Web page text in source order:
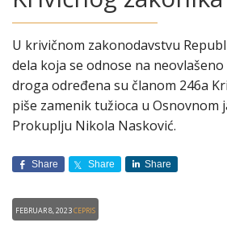
U krivičnom zakonodavstvu
dela koja se odnose na
droga određena su članom 246a
piše zamenik tužioca u Osnovnom
Prokuplju Nikola Nasković.
Share Share Share
Februar 8, 2023CEPRIS